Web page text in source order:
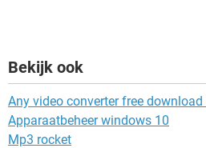
Bekijk ook
Any video converter free
Apparaatbeheer windows 10
Mp3 rocket